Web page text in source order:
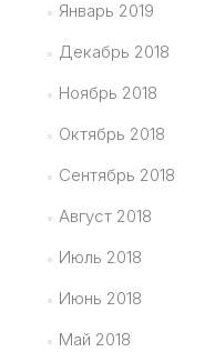
Январь 2019
Декабрь 2018
Ноябрь 2018
Октябрь 2018
Сентябрь 2018
Август 2018
Июль 2018
Июнь 2018
Май 2018